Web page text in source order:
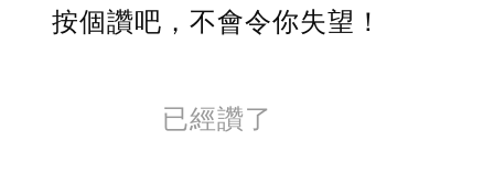
按個讚吧，不會令你失望！
已經讚了